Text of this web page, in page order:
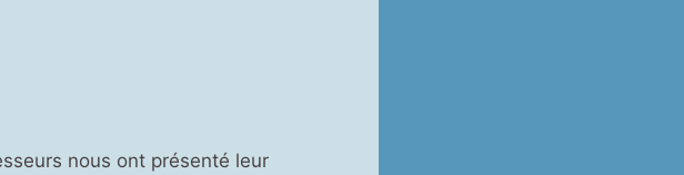
nous ont présenté leur